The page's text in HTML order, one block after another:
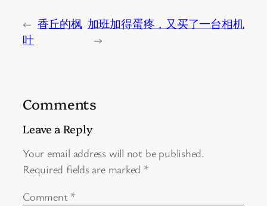
← 香丘的枫
叶
加班加得蛋疼，又买了一台相机
→
Comments
Leave a Reply
Your email address will not be published.
Required fields are marked *
Comment *